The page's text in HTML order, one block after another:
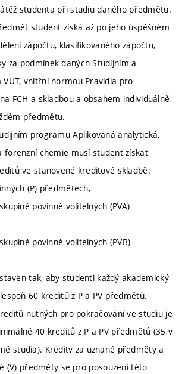
studenta při studiu daného předmětu.
student získá až po jeho úspěšném
zápočtu, klasifikovaného zápočtu,
za podmínek daných Studijním a
vnitřní normou Pravidla pro
FCH a skladbou a obsahem individuálně
předmětu.
programu Aplikovaná analytická,
forenzní chemie musí student získat
ve stanovené kreditové skladbě:
(P) předmětech,
povinně volitelných (PVA)
povinně volitelných (PVB)
tak, aby studenti každý akademický
60 kreditů z P a PV předmětů.
nutných pro pokračování ve studiu je
40 kreditů z P a PV předmětů (35 v
studia). Kredity za uznané předměty a
(V) předměty se pro posouzení této